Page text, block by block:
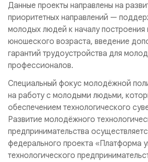
Данные проекты направлены на
приоритетных направлений —
молодых людей к началу построения
юношеского возраста, введение
гарантий трудоустройства для
профессионалов.
Специальный фокус молодёжной
на работу с молодыми людьми,
обеспечением технологического
Развитие молодёжного
предпринимательства
федерального проекта «Платформа
технологического